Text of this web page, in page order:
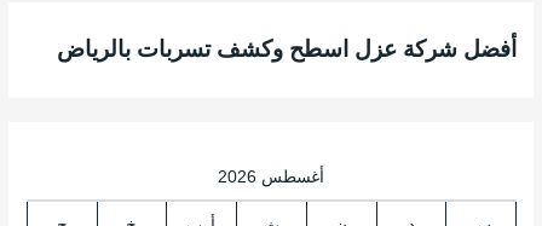
أفضل شركة عزل اسطح وكشف تسربات بالرياض
أغسطس 2026